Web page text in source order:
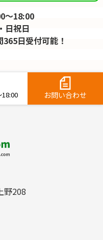
～18:00
日祝日
日受付可能！
18:00 お問い合わせ
野208